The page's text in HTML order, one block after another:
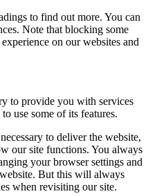
to find out more. You can
Note that blocking some
on our websites and
to provide you with services
use some of its features.
to deliver the website,
our site functions. You always
your browser settings and
But this will always
when revisiting our site.